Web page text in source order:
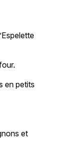
en petits
et